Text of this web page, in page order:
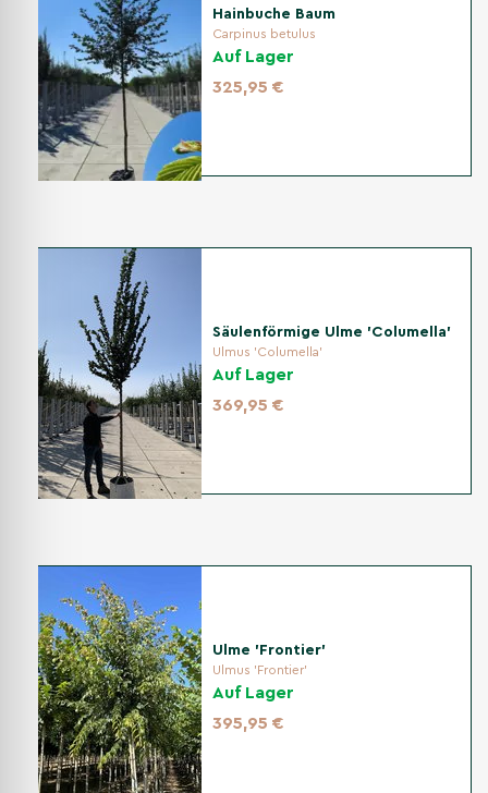
Hainbuche Baum
Carpinus betulus
Auf Lager
325,95 €
Säulenförmige Ulme 'Columella'
Ulmus 'Columella'
Auf Lager
369,95 €
Ulme 'Frontier'
Ulmus 'Frontier'
Auf Lager
395,95 €